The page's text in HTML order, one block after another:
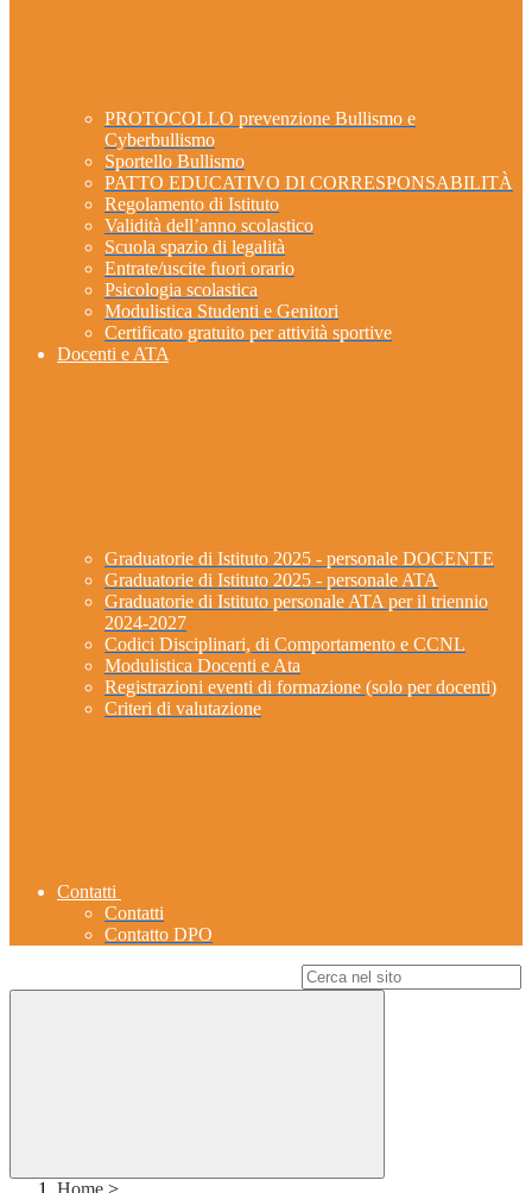
PROTOCOLLO prevenzione Bullismo e
Cyberbullismo
Sportello Bullismo
PATTO EDUCATIVO DI CORRESPONSABILITÀ
Regolamento di Istituto
Validità dell’anno scolastico
Scuola spazio di legalità
Entrate/uscite fuori orario
Psicologia scolastica
Modulistica Studenti e Genitori
Certificato gratuito per attività sportive
Docenti e ATA
Graduatorie di Istituto 2025 - personale DOCENTE
Graduatorie di Istituto 2025 - personale ATA
Graduatorie di Istituto personale ATA per il triennio
2024-2027
Codici Disciplinari, di Comportamento e CCNL
Modulistica Docenti e Ata
Registrazioni eventi di formazione (solo per docenti)
Criteri di valutazione
Contatti
Contatti
Contatto DPO